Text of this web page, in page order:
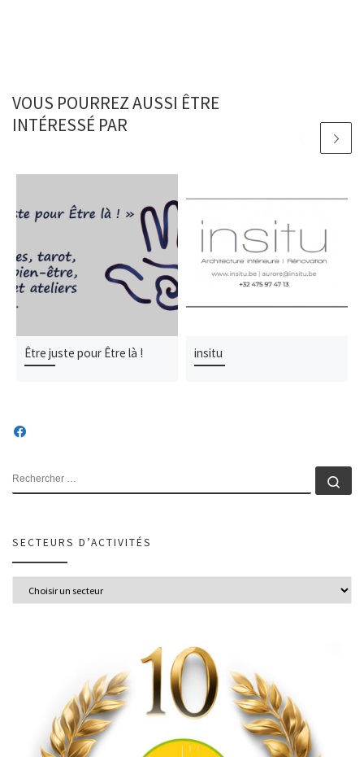
VOUS POURREZ AUSSI ÊTRE
INTÉRESSÉ PAR
Être juste pour Être là ! insitu
SECTEURS D’ACTIVITÉS